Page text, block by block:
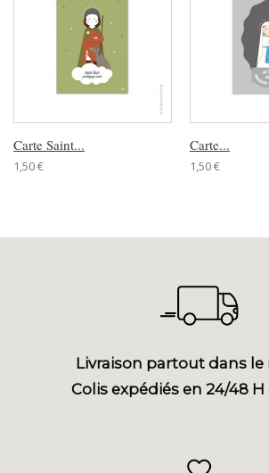
Carte Saint...
1,50 €
Carte...
1,50 €
Livraison partout dans
Colis expédiés en 24/48 H